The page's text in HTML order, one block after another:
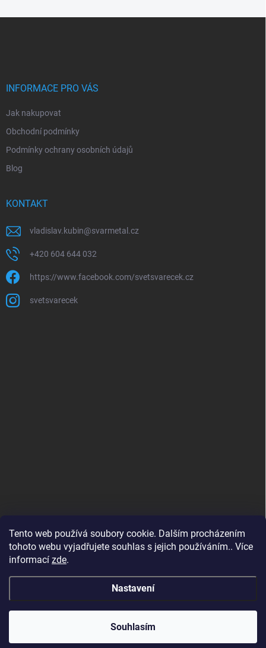
Tento web používá soubory cookie. Dalším procházením
tohoto webu vyjadřujete souhlas s jejich používáním.. Více
informací zde.
Nastavení
Souhlasím
INFORMACE PRO VÁS
Jak nakupovat
Obchodní podmínky
Podmínky ochrany osobních údajů
Blog
KONTAKT
vladislav.kubin@svarmetal.cz
+420 604 644 032
https://www.facebook.com/svetsvarecek.cz
svetsvarecek
SvětSvářeček.cz . Všechna práva vyhrazena.